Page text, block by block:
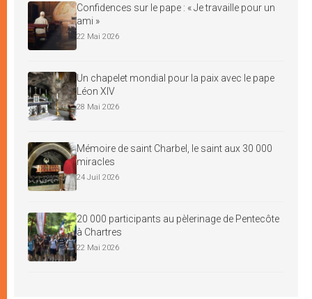
Confidences sur le pape : « Je travaille pour un
ami »
22 Mai 2026
Un chapelet mondial pour la paix avec le pape
Léon XIV
28 Mai 2026
Mémoire de saint Charbel, le saint aux 30 000
miracles
24 Juil 2026
20 000 participants au pèlerinage de Pentecôte
à Chartres
22 Mai 2026